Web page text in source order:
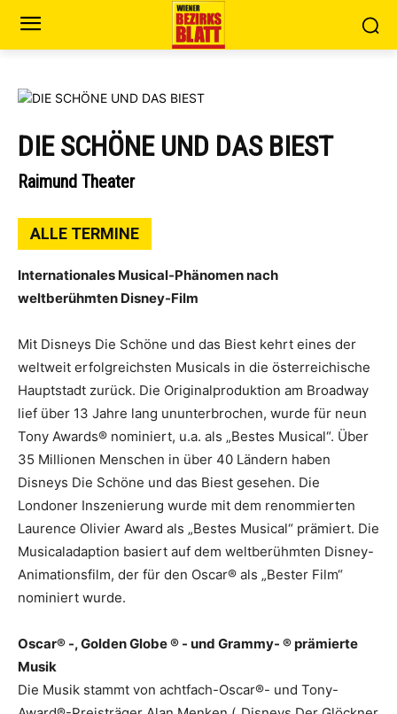
DIE SCHÖNE UND DAS BIEST
Raimund Theater
ALLE TERMINE
Internationales Musical-Phänomen nach
weltberühmten Disney-Film
Mit Disneys Die Schöne und das Biest kehrt eines der
weltweit erfolgreichsten Musicals in die österreichische
Hauptstadt zurück. Die Originalproduktion am Broadway
lief über 13 Jahre lang ununterbrochen, wurde für neun
Tony Awards® nominiert, u.a. als „Bestes Musical“. Über
35 Millionen Menschen in über 40 Ländern haben
Disneys Die Schöne und das Biest gesehen. Die
Londoner Inszenierung wurde mit dem renommierten
Laurence Olivier Award als „Bestes Musical“ prämiert. Die
Musicaladaption basiert auf dem weltberühmten Disney-
Animationsfilm, der für den Oscar® als „Bester Film“
nominiert wurde.
Oscar® -, Golden Globe ® - und Grammy- ® prämierte
Musik
Die Musik stammt von achtfach-Oscar®- und Tony-